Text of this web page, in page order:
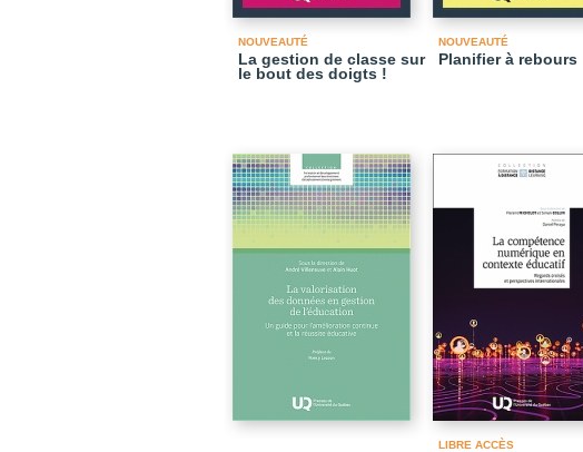
NOUVEAUTÉ
La gestion de classe sur
le bout des doigts !
NOUVEAUTÉ
Planifier à rebours
LIBRE ACCÈS